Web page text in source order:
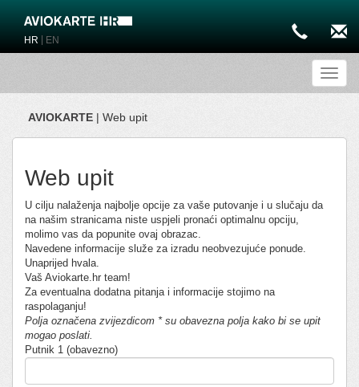
HR EN
AVIOKARTE | Web upit
Web upit
U cilju nalaženja najbolje opcije za vaše putovanje i u slučaju da
na našim stranicama niste uspjeli pronaći optimalnu opciju,
molimo vas da popunite ovaj obrazac.
Navedene informacije služe za izradu neobvezujuće ponude.
Unaprijed hvala.
Vaš Aviokarte.hr team!
Za eventualna dodatna pitanja i informacije stojimo na
raspolaganju!
Polja označena zvijezdicom * su obavezna polja kako bi se upit
mogao poslati.
Putnik 1 (obavezno)